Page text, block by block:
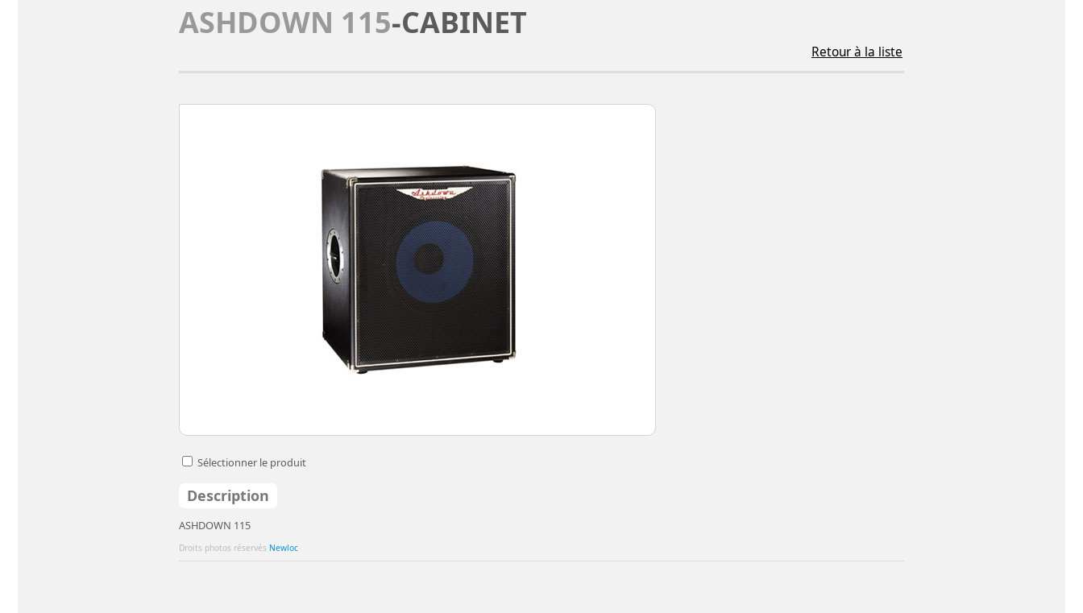
ASHDOWN 115-CABINET
Retour à la liste
Sélectionner le produit
Description
ASHDOWN 115
Droits photos réservés Newloc